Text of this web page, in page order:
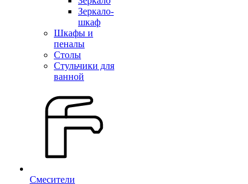
Зеркало-
шкаф
Шкафы и
пеналы
Столы
Стульчики для
ванной
Смесители